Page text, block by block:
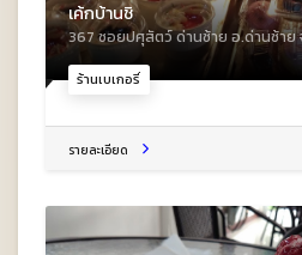
ร้านเบเกอรี่
เค้กบ้านชิ
367 ซอยปศุสัตว์ ด่านซ้าย อ.ด่านซ้าย
รายละเอียด